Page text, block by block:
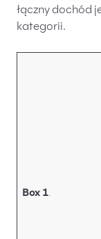
łączny dochód
kategorii.
Box 1.